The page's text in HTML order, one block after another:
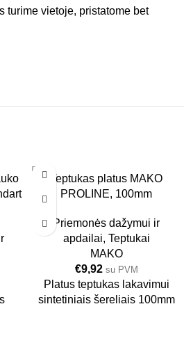
turime vietoje, pristatome bet
6 VNT.
100MM
Teptukas platus MAKO
PROLINE, 100mm
Priemonės dažymui ir
apdailai, Teptukai
MAKO
€9,92 su PVM
Platus teptukas lakavimui
sintetiniais šereliais 100mm